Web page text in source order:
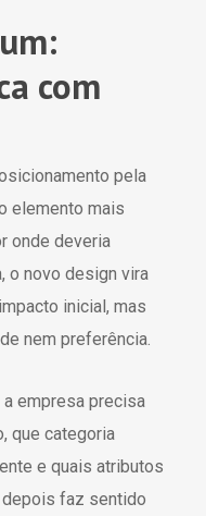
com
pela
elemento mais
onde deveria
o novo design vira
inicial, mas
nem preferência.
empresa precisa
que categoria
e quais atributos
depois faz sentido